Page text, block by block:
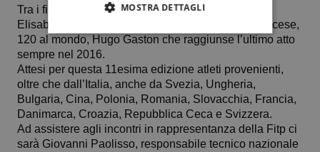
Tra i finalisti, spiccano i nomi della marchigiana
Elisabetta Cocciaretto nel 2016 e del mancino francese,
120 al mondo, Hugo Gaston che raggiunse l’ultimo atto
sempre nel 2016.
Attesi per questa 11esima edizione atleti provenienti,
oltre che dall’Italia, anche da Svezia, Ungheria,
Bulgaria, Cina, Polonia, Romania, Slovacchia, Francia,
Danimarca, Croazia, Repubblica Ceca e Svizzera.
Ad assistere agli incontri in rappresentanza della Fitp ci
sarà Giovanni Paolisso, responsabile tecnico nazionale
MOSTRA DETTAGLI